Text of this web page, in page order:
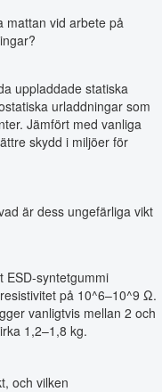
mattan vid arbete på
uppladdade statiska
urladdningar som
Jämfört med vanliga
skydd i miljöer för
är dess ungefärliga vikt
ESD-syntetgummi
på 10^6–10^9 Ω.
vanligtvis mellan 2 och
1,2–1,8 kg.
och vilken